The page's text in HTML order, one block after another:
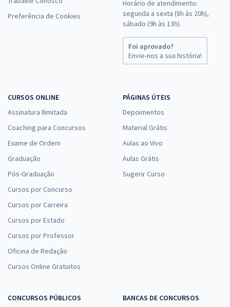
Preferência de Cookies
Horário de atendimento:
segunda a sexta (8h às 20h),
sábado (9h às 13h).
Foi aprovado?
Envie-nos a sua história!
CURSOS ONLINE
Assinatura Ilimitada
Coaching para Concursos
Exame de Ordem
Graduação
Pós-Graduação
Cursos por Concurso
Cursos por Carreira
Cursos por Estado
Cursos por Professor
Oficina de Redação
Cursos Online Gratuitos
PÁGINAS ÚTEIS
Depoimentos
Material Grátis
Aulas ao Vivo
Aulas Grátis
Sugerir Curso
CONCURSOS PÚBLICOS
BANCAS DE CONCURSOS